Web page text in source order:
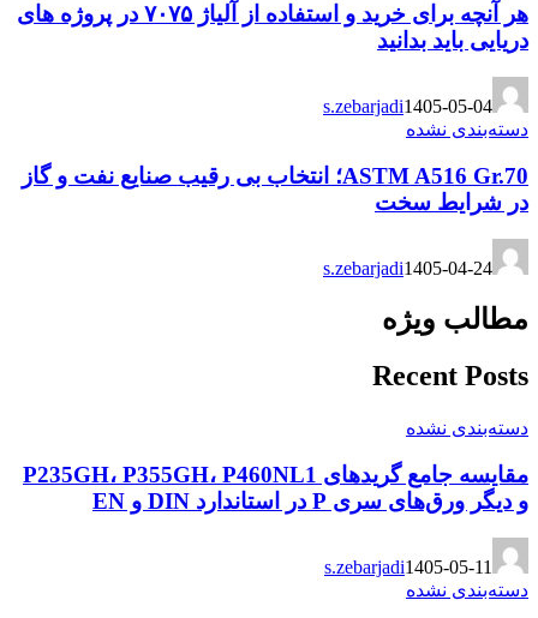
هر آنچه برای خرید و استفاده از آلیاژ ۷۰۷۵ در پروژه های
دریایی باید بدانید
s.zebarjadi1405-05-04
دسته‌بندی نشده
ASTM A516 Gr.70؛ انتخاب بی رقیب صنایع نفت و گاز
در شرایط سخت
s.zebarjadi1405-04-24
مطالب ویژه
Recent Posts
دسته‌بندی نشده
مقایسه جامع گریدهای P235GH، P355GH، P460NL1
و دیگر ورق‌های سری P در استاندارد DIN و EN
s.zebarjadi1405-05-11
دسته‌بندی نشده